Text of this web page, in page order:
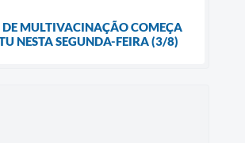
MULTIVACINAÇÃO COMEÇA
NESTA SEGUNDA-FEIRA (3/8)